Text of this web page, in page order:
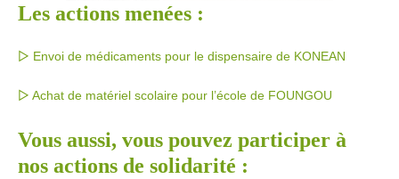
Les actions menées :
▻ Envoi de médicaments pour le dispensaire de KONEAN
▻ Achat de matériel scolaire pour l’école de FOUNGOU
Vous aussi, vous pouvez participer à
nos actions de solidarité :